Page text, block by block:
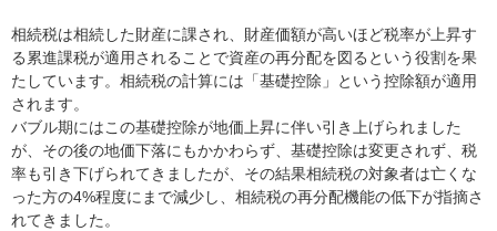
相続税は相続した財産に課され、財産価額が高いほど税率が上昇す
る累進課税が適用されることで資産の再分配を図るという役割を果
たしています。相続税の計算には「基礎控除」という控除額が適用
されます。
バブル期にはこの基礎控除が地価上昇に伴い引き上げられました
が、その後の地価下落にもかかわらず、基礎控除は変更されず、税
率も引き下げられてきましたが、その結果相続税の対象者は亡くな
った方の4%程度にまで減少し、相続税の再分配機能の低下が指摘さ
れてきました。